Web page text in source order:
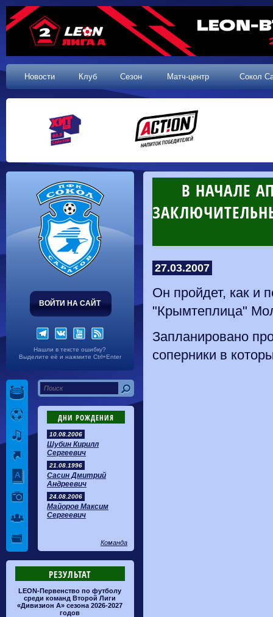
Новости Клуб Сезон Матч-центр Сокол
ВОЙТИ НА САЙТ
Нашли в тексте ошибку?
Выделите её и нажмите Ctrl+Enter
ДНИ РОЖДЕНИЯ
10.08.2006
Шубин Кирилл
Сергеевич
21.08.1996
Сасин Дмитрий
Андреевич
24.08.2006
Майоров Максим
Сергеевич
Команда
РЕЗУЛЬТАТ
LEON-Первенство по футболу
среди команд Второй Лиги
«Дивизион А» сезона 2026-2027
годов
В НАЧАЛЕ
27.03.2007
Он пройдет, как и
"Крымтеплица"
Запланировано
соперники в